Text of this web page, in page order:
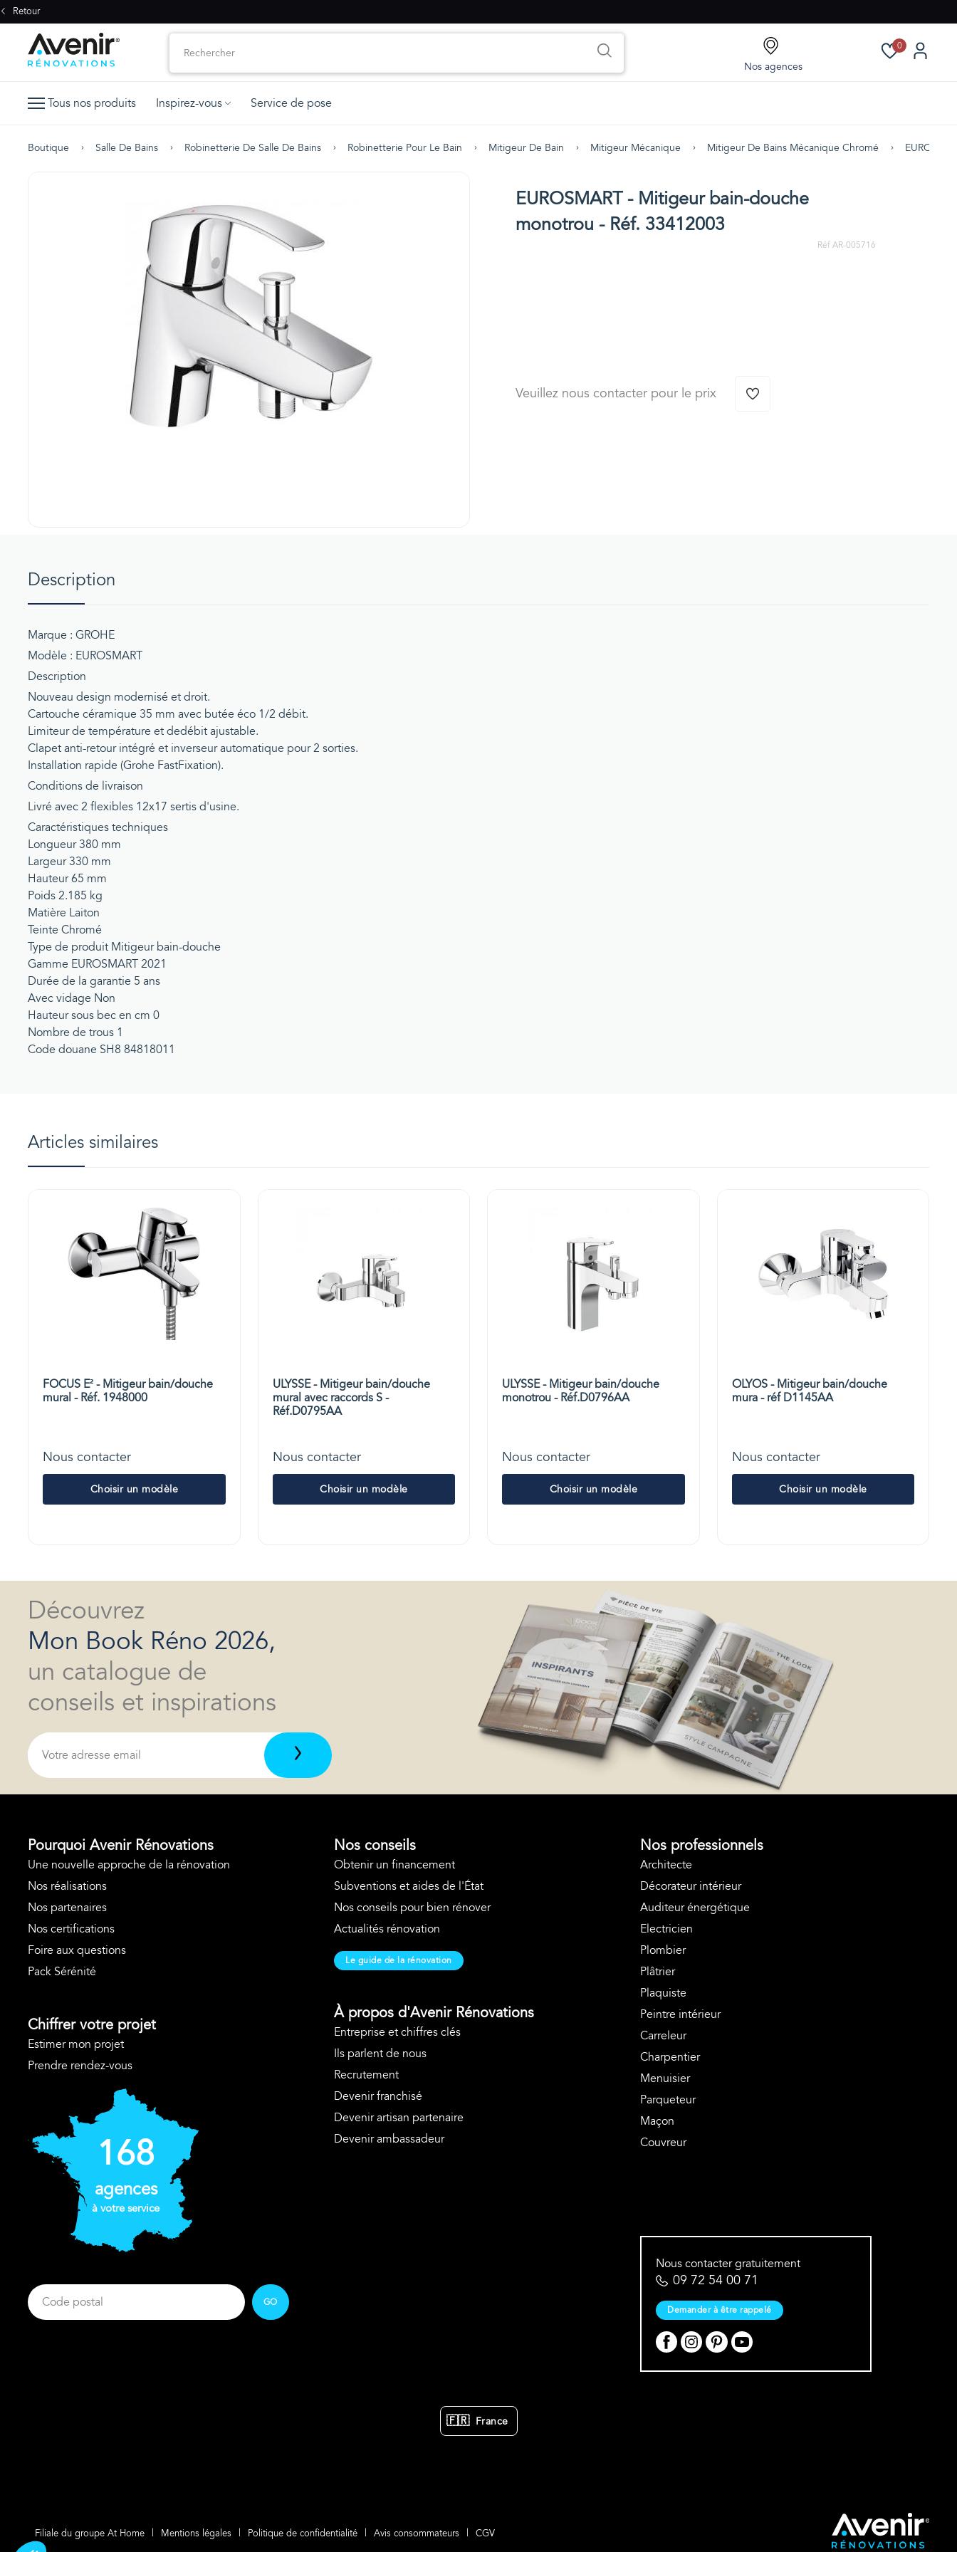
Retour
Nos agences
0
Tous nos produits Inspirez-vous Service de pose
Boutique Salle De Bains Robinetterie De Salle De Bains Robinetterie Pour Le Bain Mitigeur De Bain Mitigeur Mécanique Mitigeur De Bains Mécanique Chromé
EUROSMART - Mitigeur bain-douche
monotrou - Réf. 33412003
Réf AR-005716
Veuillez nous contacter pour le prix
Description
Marque : GROHE
Modèle : EUROSMART
Description
Nouveau design modernisé et droit.
Cartouche céramique 35 mm avec butée éco 1/2 débit.
Limiteur de température et dedébit ajustable.
Clapet anti-retour intégré et inverseur automatique pour 2 sorties.
Installation rapide (Grohe FastFixation).
Conditions de livraison
Livré avec 2 flexibles 12x17 sertis d'usine.
Caractéristiques techniques
Longueur 380 mm
Largeur 330 mm
Hauteur 65 mm
Poids 2.185 kg
Matière Laiton
Teinte Chromé
Type de produit Mitigeur bain-douche
Gamme EUROSMART 2021
Durée de la garantie 5 ans
Avec vidage Non
Hauteur sous bec en cm 0
Nombre de trous 1
Code douane SH8 84818011
Articles similaires
FOCUS E² - Mitigeur bain/douche
mural - Réf. 1948000
Nous contacter
Choisir un modèle
ULYSSE - Mitigeur bain/douche
mural avec raccords S -
Réf.D0795AA
Nous contacter
Choisir un modèle
ULYSSE - Mitigeur bain/douche
monotrou - Réf.D0796AA
Nous contacter
Choisir un modèle
OLYOS - Mitigeur bain/douche
mura - réf D1145AA
Nous contacter
Choisir un modèle
Découvrez
Mon Book Réno 2026,
un catalogue de
conseils et inspirations
Pourquoi Avenir Rénovations
Une nouvelle approche de la rénovation
Nos réalisations
Nos partenaires
Nos certifications
Foire aux questions
Pack Sérénité
Chiffrer votre projet
Estimer mon projet
Prendre rendez-vous
168
agences
à votre service
GO
Nos conseils
Obtenir un financement
Subventions et aides de l'État
Nos conseils pour bien rénover
Actualités rénovation
Le guide de la rénovation
À propos d'Avenir Rénovations
Entreprise et chiffres clés
Ils parlent de nous
Recrutement
Devenir franchisé
Devenir artisan partenaire
Devenir ambassadeur
Nos professionnels
Architecte
Décorateur intérieur
Auditeur énergétique
Electricien
Plombier
Plâtrier
Plaquiste
Peintre intérieur
Carreleur
Charpentier
Menuisier
Parqueteur
Maçon
Couvreur
Nous contacter gratuitement
09 72 54 00 71
Demander à être rappelé
🇫🇷 France
Filiale du groupe At Home Mentions légales Politique de confidentialité Avis consommateurs CGV